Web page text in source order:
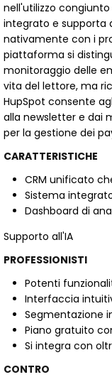
nell'utilizzo congiunto
integrato e supporta
nativamente con i
piattaforma si
monitoraggio delle
vita del lettore, ma
HupSpot consente
alla newsletter e dai
per la gestione dei
CARATTERISTICHE
CRM unificato
Sistema
Dashboard di
Supporto all'IA
PROFESSIONISTI
Potenti
Interfaccia
Segmentazione
Piano gratuito
Si integra con
CONTRO